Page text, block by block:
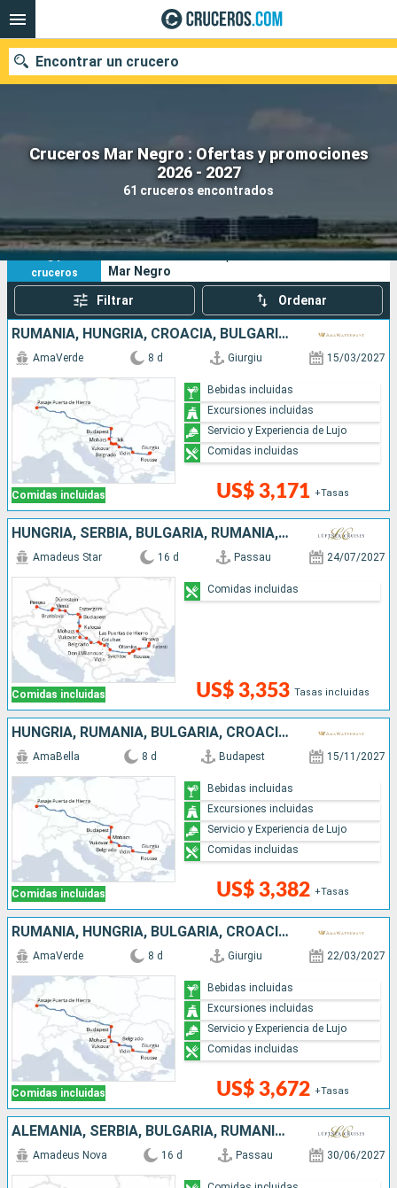
Cruceros Mar Negro : Ofertas y promociones
2026 - 2027
61 cruceros encontrados
Encontrar un crucero
Nuestros destinos
Fecha de salida
Puertos Compañías
Buscar
61
cruceros
Sus criterios de búsqueda:
Mar Negro
Filtrar Ordenar
RUMANIA, HUNGRÍA, CROACIA, BULGARIA, SERBIA
Comidas incluidas
AmaVerde 8 d Giurgiu 15/03/2027
US$ 3,171 +Tasas
Bebidas incluidas
Excursiones incluidas
Servicio y Experiencia de Lujo
Comidas incluidas
HUNGRÍA, SERBIA, BULGARIA, RUMANIA, CROACIA, ESLOVAQUIA, AUSTRIA, ALEMANIA
Comidas incluidas
Amadeus Star 16 d Passau 24/07/2027
US$ 3,353 Tasas incluidas
Comidas incluidas
HUNGRÍA, RUMANIA, BULGARIA, CROACIA, SERBIA
Comidas incluidas
AmaBella 8 d Budapest 15/11/2027
US$ 3,382 +Tasas
Bebidas incluidas
Excursiones incluidas
Servicio y Experiencia de Lujo
Comidas incluidas
RUMANIA, HUNGRÍA, BULGARIA, CROACIA, SERBIA
Comidas incluidas
AmaVerde 8 d Giurgiu 22/03/2027
US$ 3,672 +Tasas
Bebidas incluidas
Excursiones incluidas
Servicio y Experiencia de Lujo
Comidas incluidas
ALEMANIA, SERBIA, BULGARIA, RUMANIA, CROACIA, HUNGRÍA, ESLOVAQUIA, AUSTRIA
Amadeus Nova 16 d Passau 30/06/2027